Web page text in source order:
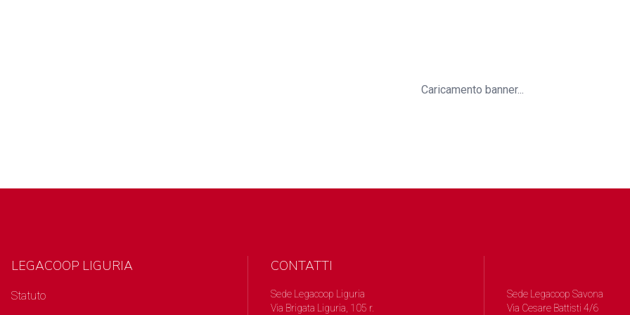
Caricamento banner...
LEGACOOP LIGURIA
Statuto
CONTATTI
Sede Legacoop Liguria
Via Brigata Liguria, 105 r.
Sede Legacoop Savona
Via Cesare Battisti 4/6